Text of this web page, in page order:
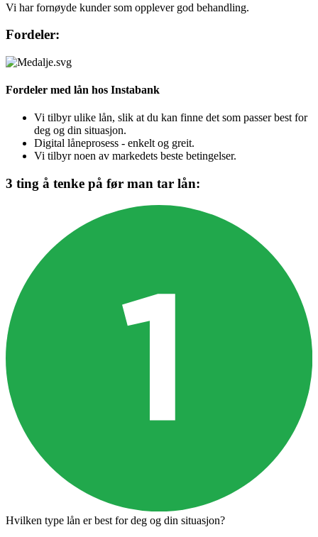
Vi har fornøyde kunder som opplever god behandling.
Fordeler:
Fordeler med lån hos Instabank
Vi tilbyr ulike lån, slik at du kan finne det som passer best for
deg og din situasjon.
Digital låneprosess - enkelt og greit.
Vi tilbyr noen av markedets beste betingelser.
3 ting å tenke på før man tar lån:
Hvilken type lån er best for deg og din situasjon?